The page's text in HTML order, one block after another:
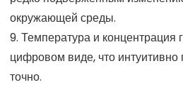
окружающей среды.
9. Температура и концентрация
цифровом виде, что интуитивно
точно.